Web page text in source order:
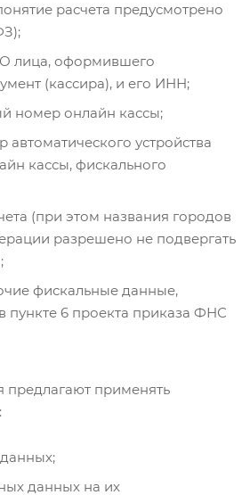
расчета предусмотрено
лица, оформившего
(кассира), и его ИНН;
номер онлайн кассы;
автоматического устройства
кассы, фискального
(при этом названия городов
разрешено не подвергать
фискальные данные,
пункте 6 проекта приказа ФНС
предлагают применять
данных на их